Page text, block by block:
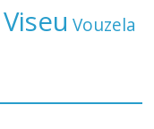
Viseu Vouzela